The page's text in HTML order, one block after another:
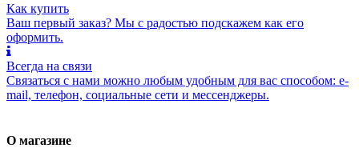
Как купить
Ваш первый заказ? Мы с радостью подскажем как его
оформить.
Всегда на связи
Связаться с нами можно любым удобным для вас способом: e-
mail, телефон, социальные сети и мессенджеры.
О магазине